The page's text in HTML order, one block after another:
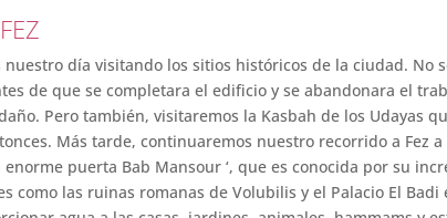
día visitando los sitios históricos de la ciudad. No
de que se completara el edificio y se abandonara el
Pero también, visitaremos la Kasbah de los Udayas
Más tarde, continuaremos nuestro recorrido a Fez
puerta Bab Mansour ‘, que es conocida por su
las ruinas romanas de Volubilis y el Palacio El Badi